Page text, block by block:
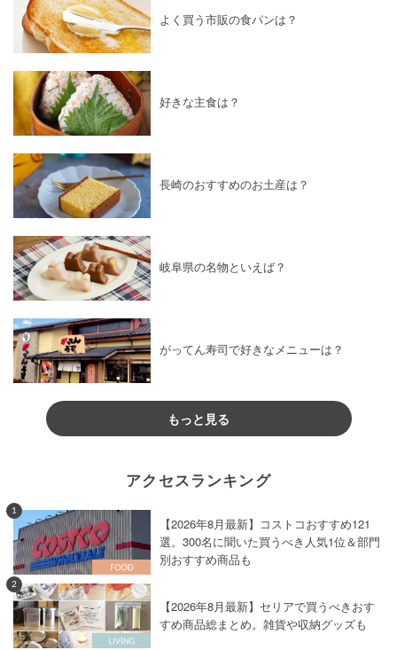
よく買う市販の食パンは？
好きな主食は？
長崎のおすすめのお土産は？
岐阜県の名物といえば？
がってん寿司で好きなメニューは？
もっと見る
アクセスランキング
1
【2026年8月最新】コストコおすすめ121
選。300名に聞いた買うべき人気1位＆部門
別おすすめ商品も
2
【2026年8月最新】セリアで買うべきおす
すめ商品総まとめ。雑貨や収納グッズも